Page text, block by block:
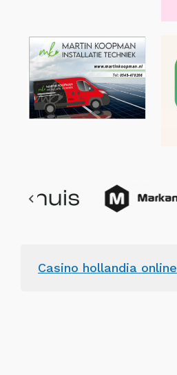
Casino hollandia online